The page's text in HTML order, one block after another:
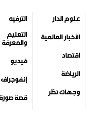
علوم الدار
الأخبار العالمية
اقتصاد
الرياضة
وجهات نظر
الترفيه
التعليم
والمعرفة
فيديو
إنفوجراف
قصة صورة